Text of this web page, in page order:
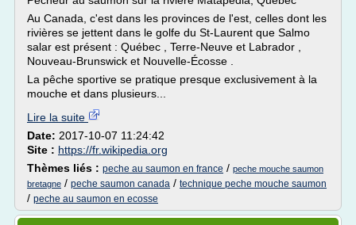
Au Canada, c'est dans les provinces de l'est, celles dont les
rivières se jettent dans le golfe du St-Laurent que Salmo
salar est présent : Québec , Terre-Neuve et Labrador ,
Nouveau-Brunswick et Nouvelle-Écosse .
La pêche sportive se pratique presque exclusivement à la
mouche et dans plusieurs...
Lire la suite
Date: 2017-10-07 11:24:42
Site : https://fr.wikipedia.org
Thèmes liés : peche au saumon en france / peche mouche saumon
bretagne / peche saumon canada / technique peche mouche saumon
/ peche au saumon en ecosse